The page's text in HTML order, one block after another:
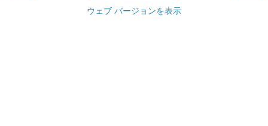
ウェブ バージョンを表示